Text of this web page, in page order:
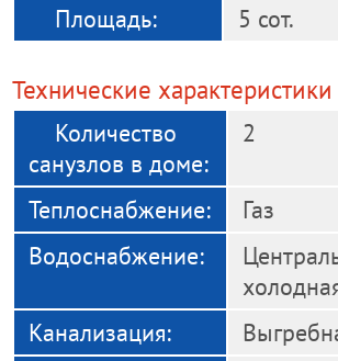
Площадь:
5 сот.
Технические характеристики
Количество
санузлов в доме:
2
Теплоснабжение:
Газ
Водоснабжение:
Канализация: